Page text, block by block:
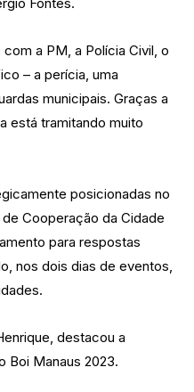
Fontes.
a PM, a Polícia Civil, o
– a perícia, uma
municipais. Graças a
está tramitando muito
posicionadas no
Cooperação da Cidade
para respostas
nos dois dias de eventos,
destacou a
Boi Manaus 2023.